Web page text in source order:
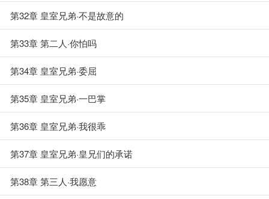
第32章 皇室兄弟·不是故意的
第33章 第二人·你怕吗
第34章 皇室兄弟·委屈
第35章 皇室兄弟·一巴掌
第36章 皇室兄弟·我很乖
第37章 皇室兄弟·皇兄们的承诺
第38章 第三人·我愿意